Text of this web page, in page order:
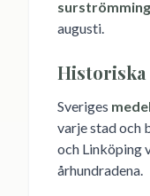
augusti.
Historiska
Sveriges
varje stad och
och Linköping
århundradena.